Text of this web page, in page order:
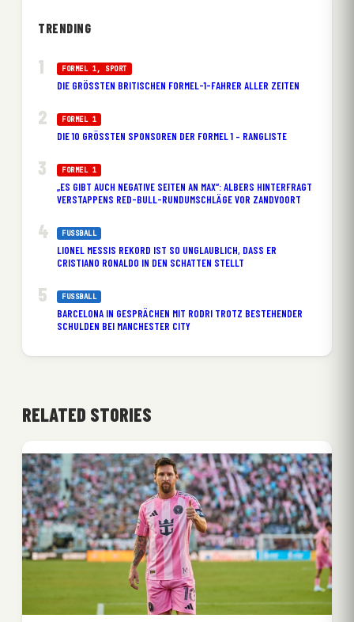
TRENDING
FORMEL 1, SPORT
DIE GRÖSSTEN BRITISCHEN FORMEL-1-FAHRER ALLER ZEITEN
FORMEL 1
DIE 10 GRÖSSTEN SPONSOREN DER FORMEL 1 – RANGLISTE
FORMEL 1
„ES GIBT AUCH NEGATIVE SEITEN AN MAX“: ALBERS HINTERFRAGT
VERSTAPPENS RED-BULL-RUNDUMSCHLÄGE VOR ZANDVOORT
FUSSBALL
LIONEL MESSIS REKORD IST SO UNGLAUBLICH, DASS ER
CRISTIANO RONALDO IN DEN SCHATTEN STELLT
FUSSBALL
BARCELONA IN GESPRÄCHEN MIT RODRI TROTZ BESTEHENDER
SCHULDEN BEI MANCHESTER CITY
RELATED STORIES